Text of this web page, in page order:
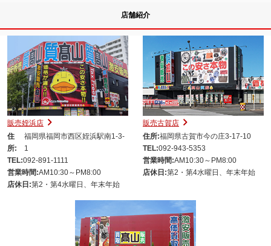
店舗紹介
販売姪浜店
住
所:
福岡県福岡市西区姪浜駅南1-3-
1
TEL:092-891-1111
営業時間:AM10:30～PM8:00
店休日:第2・第4水曜日、年末年始
販売古賀店
住所:福岡県古賀市今の庄3-17-10
TEL:092-943-5353
営業時間:AM10:30～PM8:00
店休日:第2・第4水曜日、年末年始